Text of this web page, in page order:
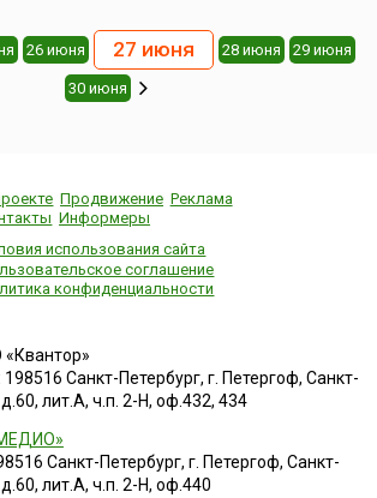
26 июня 27 июня 28 июня 29 июня
30 июня
Продвижение Реклама
Информеры
использования сайта
соглашение
конфиденциальности
Санкт-Петербург, г. Петергоф, Санкт-
лит.А, ч.п. 2-Н, оф.432, 434
Санкт-Петербург, г. Петергоф, Санкт-
лит.А, ч.п. 2-Н, оф.440